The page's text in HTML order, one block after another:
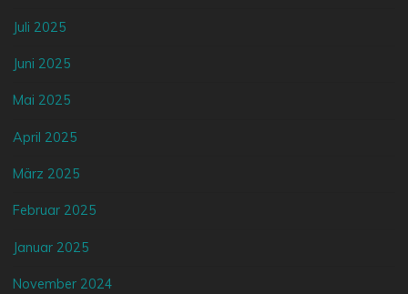
Juli 2025
Juni 2025
Mai 2025
April 2025
März 2025
Februar 2025
Januar 2025
November 2024